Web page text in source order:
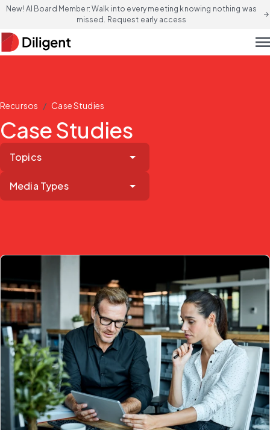
New! AI Board Member: Walk into every meeting knowing nothing was
missed. Request early access
arrow_forward
Recursos / Case Studies
Case Studies
Topics
Media Types